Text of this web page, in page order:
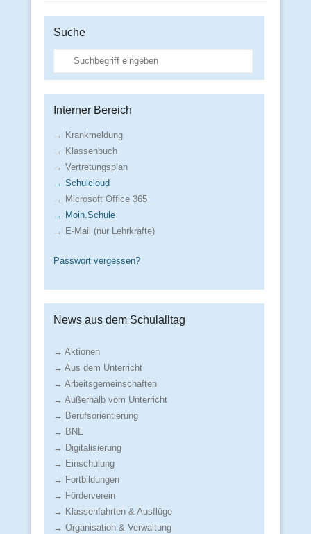
Suche
Suche
Interner Bereich
→ Krankmeldung
→ Klassenbuch
→ Vertretungsplan
→ Schulcloud
→ Microsoft Office 365
→ Moin.Schule
→ E-Mail (nur Lehrkräfte)
Passwort vergessen?
News aus dem Schulalltag
→ Aktionen
→ Aus dem Unterricht
→ Arbeitsgemeinschaften
→ Außerhalb vom Unterricht
→ Berufsorientierung
→ BNE
→ Digitalisierung
→ Einschulung
→ Fortbildungen
→ Förderverein
→ Klassenfahrten & Ausflüge
→ Organisation & Verwaltung